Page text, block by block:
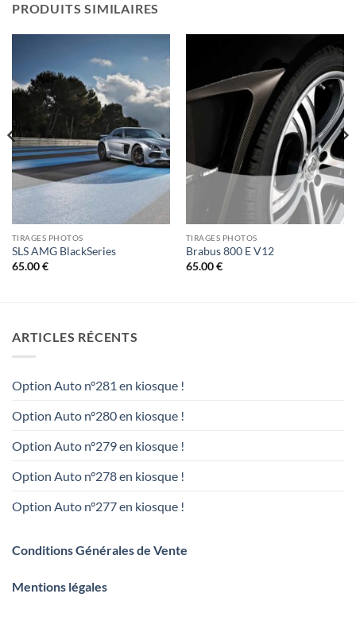
PRODUITS SIMILAIRES
TIRAGES PHOTOS
SLS AMG BlackSeries
65.00€
TIRAGES PHOTOS
Brabus 800 E V12
65.00€
ARTICLES RÉCENTS
Option Auto n°281 en kiosque !
Option Auto n°280 en kiosque !
Option Auto n°279 en kiosque !
Option Auto n°278 en kiosque !
Option Auto n°277 en kiosque !
Conditions Générales de Vente
Mentions légales